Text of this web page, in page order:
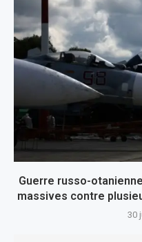
Guerre russo-
massives contre
30